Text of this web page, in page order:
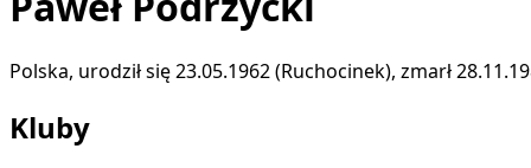
Polska, urodził się 23.05.1962 (Ruchocinek), zmarł
Kluby